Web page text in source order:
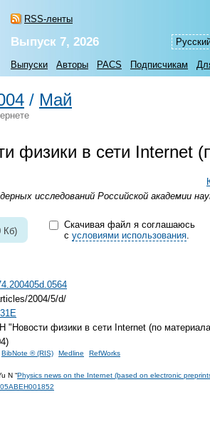
RSS-ленты
Выпуск 7, 2026
Выпуски Авторы PACS Подписчикам
/ Май
физики в сети Internet
исследований Российской академии
Кб)
Скачивая файл я соглашаюсь
с условиями использования.
2004/5/d/
физики в сети Internet (по
BibNote ® (RIS) Medline RefWorks
N “Physics news on the Internet (based on electronic